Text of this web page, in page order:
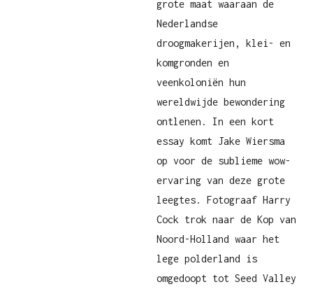
grote maat waaraan de
Nederlandse
droogmakerijen, klei- en
komgronden en
veenkoloniën hun
wereldwijde bewondering
ontlenen. In een kort
essay komt Jake Wiersma
op voor de sublieme wow-
ervaring van deze grote
leegtes. Fotograaf Harry
Cock trok naar de Kop van
Noord-Holland waar het
lege polderland is
omgedoopt tot Seed Valley